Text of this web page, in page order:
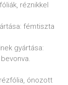
réznikkel
fémtiszta
gyártása:
ónozott